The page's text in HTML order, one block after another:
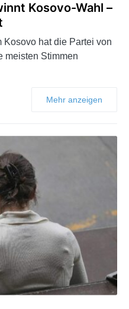
Kosovo-Wahl –
hat die Partei von
meisten Stimmen
Mehr anzeigen